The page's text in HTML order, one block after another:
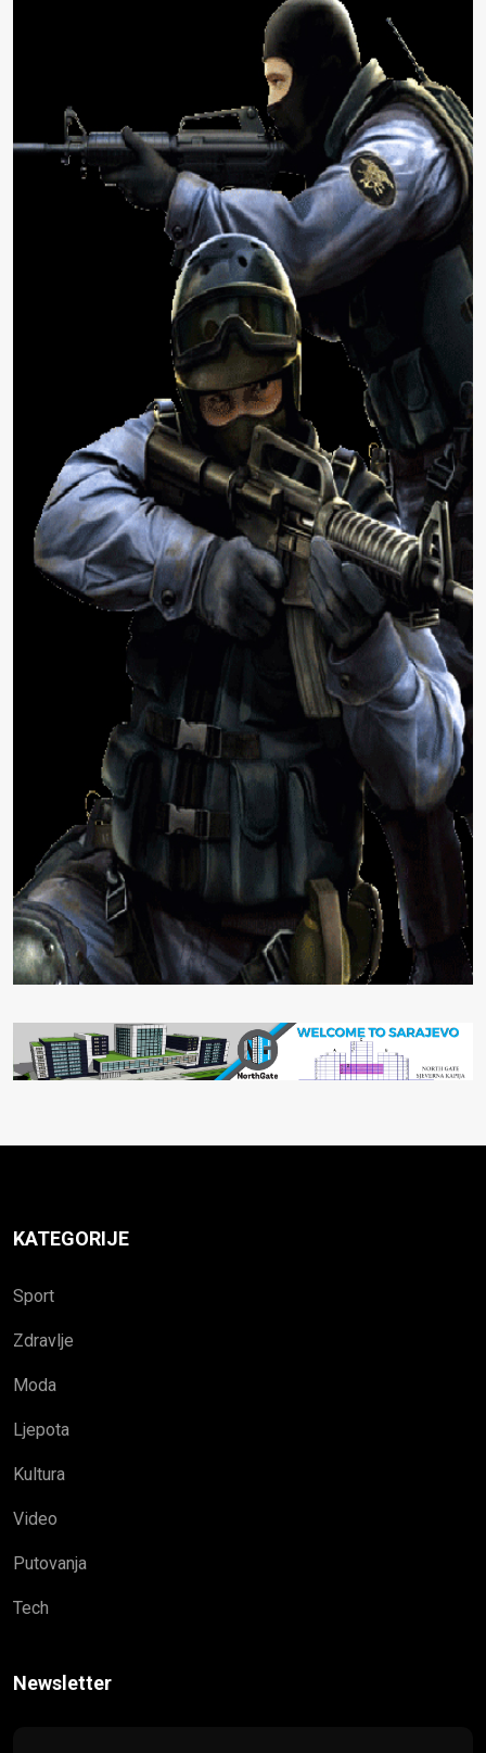
KATEGORIJE
Sport
Zdravlje
Moda
Ljepota
Kultura
Video
Putovanja
Tech
Newsletter